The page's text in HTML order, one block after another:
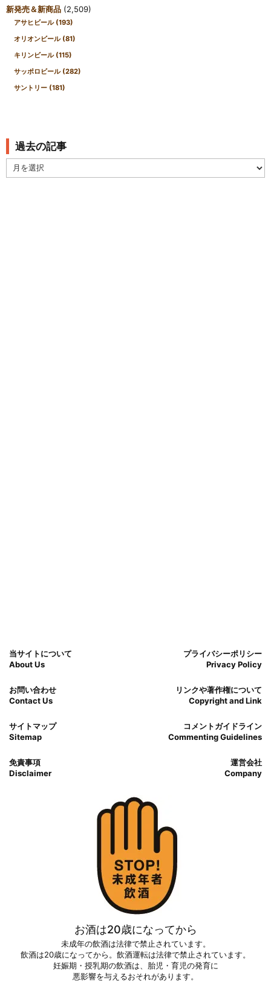
新発売＆新商品 (2,509)
アサヒビール (193)
オリオンビール (81)
キリンビール (115)
サッポロビール (282)
サントリー (181)
過去の記事
去
当サイトについて
About Us
プライバシーポリシー
Privacy Policy
お問い合わせ
Contact Us
リンクや著作権について
Copyright and Link
サイトマップ
Sitemap
コメントガイドライン
Commenting Guidelines
免責事項
Disclaimer
運営会社
Company
お酒は20歳になってから
未成年の飲酒は法律で禁止されています。
飲酒は20歳になってから。飲酒運転は法律で禁止されています。
妊娠期・授乳期の飲酒は、胎児・育児の発育に
悪影響を与えるおそれがあります。